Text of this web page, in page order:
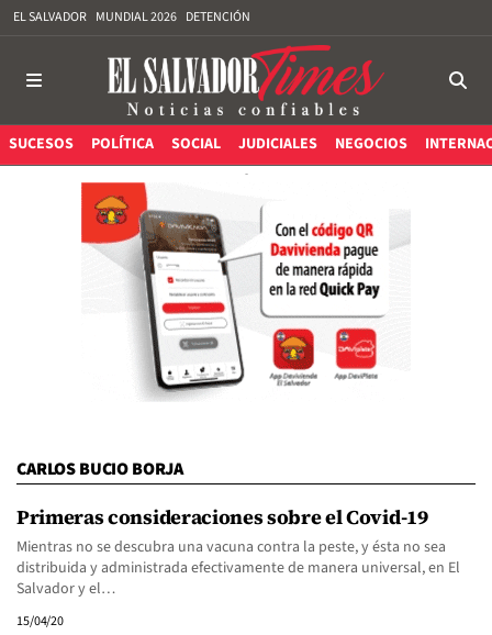
EL SALVADOR MUNDIAL 2026 DETENCIÓN
SUCESOS POLÍTICA SOCIAL JUDICIALES NEGOCIOS
CARLOS BUCIO BORJA
Primeras consideraciones sobre el Covid-19
Mientras no se descubra una vacuna contra la peste, y ésta no sea
distribuida y administrada efectivamente de manera universal, en El
Salvador y el…
15/04/20